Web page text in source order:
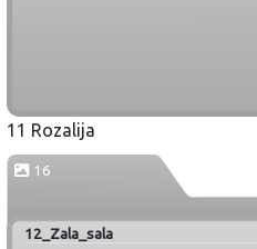
11 Rozalija
16
12_Zala_sala